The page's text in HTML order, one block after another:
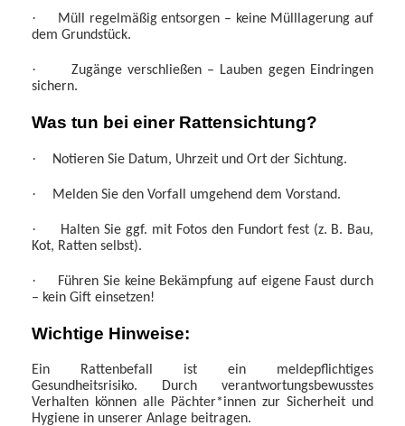
·
Müll regelmäßig entsorgen – keine Mülllagerung auf
dem Grundstück.
·
Zugänge verschließen – Lauben gegen Eindringen
sichern.
Was tun bei einer Rattensichtung?
· Notieren Sie Datum, Uhrzeit und Ort der Sichtung.
· Melden Sie den Vorfall umgehend dem Vorstand.
·
Halten Sie ggf. mit Fotos den Fundort fest (z. B. Bau,
Kot, Ratten selbst).
·
Führen Sie keine Bekämpfung auf eigene Faust durch
– kein Gift einsetzen!
Wichtige Hinweise:
Ein Rattenbefall ist ein meldepflichtiges
Gesundheitsrisiko. Durch verantwortungsbewusstes
Verhalten können alle Pächter*innen zur Sicherheit und
Hygiene in unserer Anlage beitragen.